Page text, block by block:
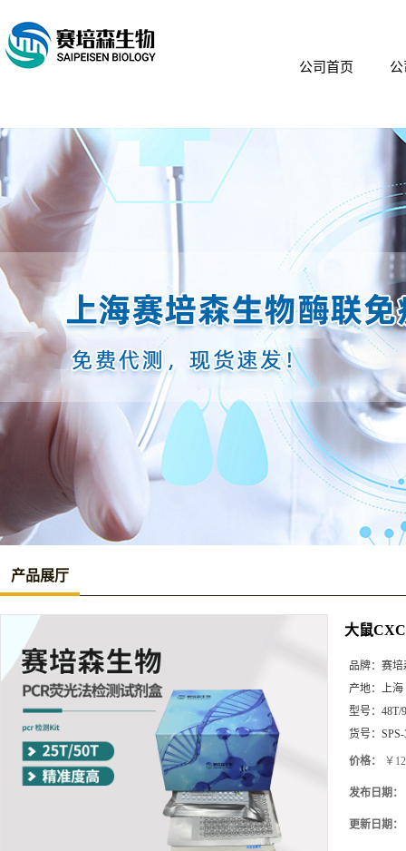
公司首页
产品展厅
大鼠
品牌： 赛培
产地： 上海
型号： 48T/
货号：
价格： ￥
发布日期：
更新日期：